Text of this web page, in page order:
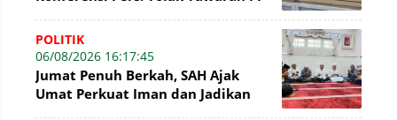
POLITIK
06/08/2026 16:17:45
Jumat Penuh Berkah, SAH Ajak
Umat Perkuat Iman dan Jadikan